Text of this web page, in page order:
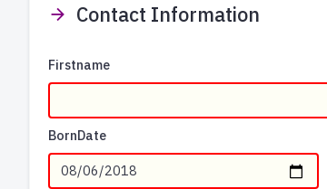
Contact Information
Firstname
BornDate